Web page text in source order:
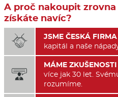
A proč nakoupit
získáte navíc?
 JSME ČESKÁ FIRMA
kapitál a naše

MÁME ZKUŠENOSTI
více jak 30 let.
rozumíme.